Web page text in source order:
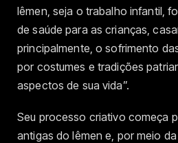
Iêmen, seja o trabalho infantil,
de saúde para as crianças,
principalmente, o sofrimento
por costumes e tradições
aspectos de sua vida”.
Seu processo criativo começa
antigas do Iêmen e, por meio